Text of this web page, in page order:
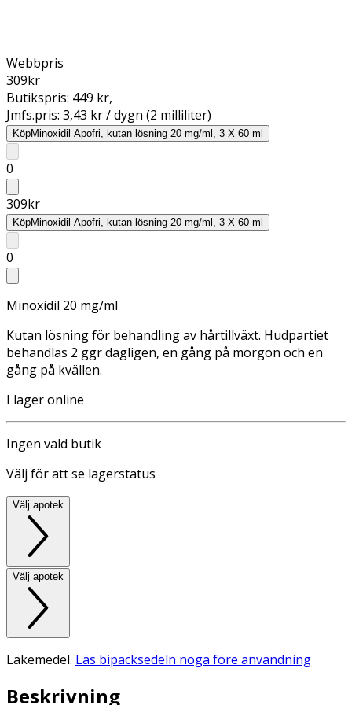
Webbpris
309kr
Butikspris: 449 kr,
Jmfs.pris: 3,43 kr / dygn (2 milliliter)
KöpMinoxidil Apofri, kutan lösning 20 mg/ml, 3 X 60 ml
0
309kr
KöpMinoxidil Apofri, kutan lösning 20 mg/ml, 3 X 60 ml
0
Minoxidil 20 mg/ml
Kutan lösning för behandling av hårtillväxt. Hudpartiet
behandlas 2 ggr dagligen, en gång på morgon och en
gång på kvällen.
I lager online
Ingen vald butik
Välj för att se lagerstatus
Välj apotek
Välj apotek
Läkemedel. Läs bipacksedeln noga före användning
Beskrivning